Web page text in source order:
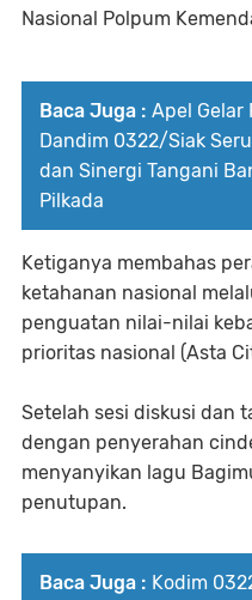
Nasional Polpum
Baca Juga : Apel Gelar
Dandim 0322/Siak
dan Sinergi Tangani
Pilkada
Ketiganya membahas
ketahanan nasional
penguatan nilai-nilai
prioritas nasional (Asta
Setelah sesi diskusi dan
dengan penyerahan
menyanyikan lagu
penutupan.
Baca Juga : Kodim